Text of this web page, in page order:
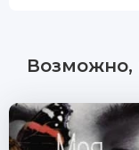
Возможно,